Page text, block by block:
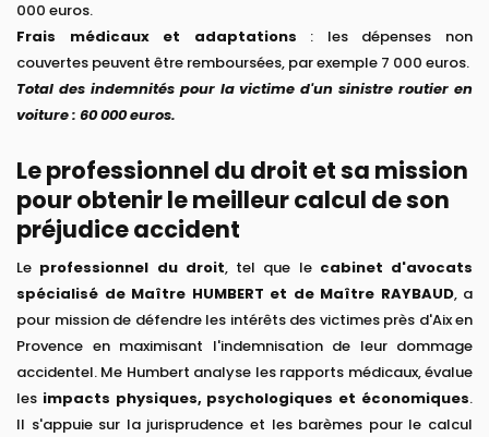
000 euros.
Frais médicaux et adaptations : les dépenses non
couvertes peuvent être remboursées, par exemple 7 000 euros.
Total des indemnités pour la victime d'un sinistre routier en
voiture : 60 000 euros.
Le professionnel du droit et sa mission
pour obtenir le meilleur calcul de son
préjudice accident
Le professionnel du droit, tel que lecabinet d'avocats
spécialisé de Maître HUMBERT et de Maître RAYBAUD, a
pour mission de défendre les intérêts des victimes près d'Aix en
Provence en maximisant l'indemnisation de leur dommage
accidentel. Me Humbert analyse les rapports médicaux, évalue
les impacts physiques, psychologiques et économiques.
Il s'appuie sur la jurisprudence et les barèmes pour le calcul